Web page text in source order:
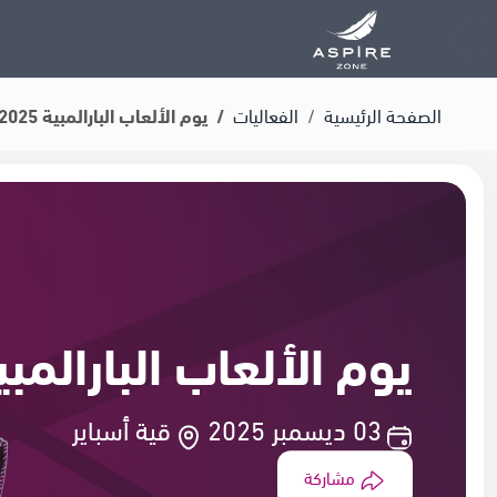
الصفحة الرئيسية الفعاليات يوم الألعاب البارالمبية 2025
يوم الألعاب البارالمبية
03 ديسمبر 2025 قية أسباير
مشاركة